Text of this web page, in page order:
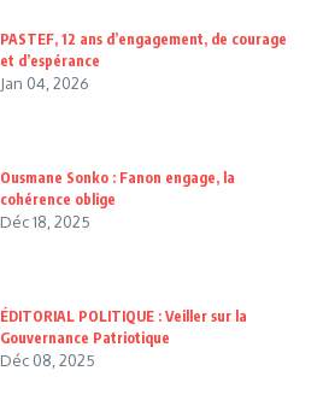
PASTEF, 12 ans d’engagement, de courage
et d’espérance
Jan 04, 2026
Ousmane Sonko : Fanon engage, la
cohérence oblige
Déc 18, 2025
ÉDITORIAL POLITIQUE : Veiller sur la
Gouvernance Patriotique
Déc 08, 2025